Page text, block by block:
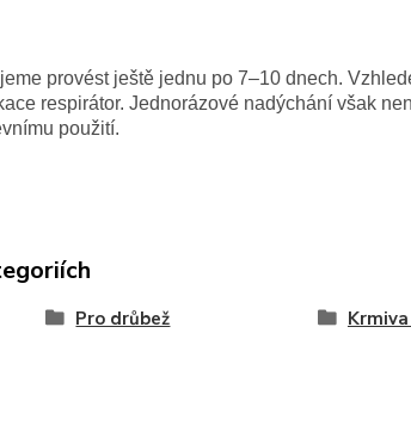
provést ještě jednu po 7–10 dnech.
respirátor. Jednorázové nadýchání však
použití.
Pro drůbež